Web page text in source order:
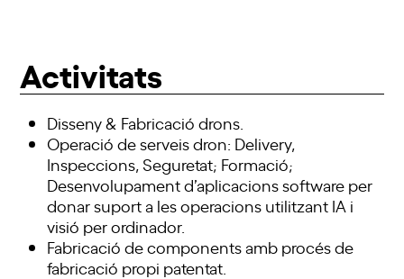
Activitats
Disseny & Fabricació drons.
Operació de serveis dron: Delivery,
Inspeccions, Seguretat; Formació;
Desenvolupament d’aplicacions software per
donar suport a les operacions utilitzant IA i
visió per ordinador.
Fabricació de components amb procés de
fabricació propi patentat.